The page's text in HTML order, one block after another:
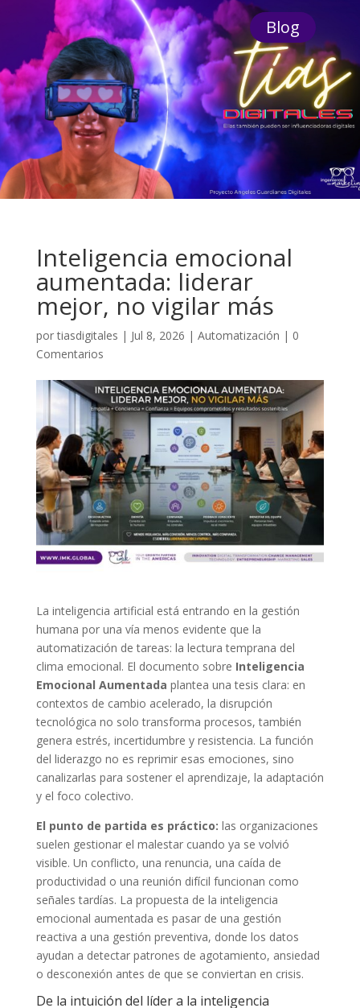
Blog
Inteligencia emocional
aumentada: liderar
mejor, no vigilar más
portiasdigitales | Jul 8, 2026 | Automatización | 0
Comentarios
La inteligencia artificial está entrando en la gestión
humana por una vía menos evidente que la
automatización de tareas: la lectura temprana del
clima emocional. El documento sobre Inteligencia
Emocional Aumentada plantea una tesis clara: en
contextos de cambio acelerado, la disrupción
tecnológica no solo transforma procesos, también
genera estrés, incertidumbre y resistencia. La función
del liderazgo no es reprimir esas emociones, sino
canalizarlas para sostener el aprendizaje, la adaptación
y el foco colectivo.
El punto de partida es práctico: las organizaciones
suelen gestionar el malestar cuando ya se volvió
visible. Un conflicto, una renuncia, una caída de
productividad o una reunión difícil funcionan como
señales tardías. La propuesta de la inteligencia
emocional aumentada es pasar de una gestión
reactiva a una gestión preventiva, donde los datos
ayudan a detectar patrones de agotamiento, ansiedad
o desconexión antes de que se conviertan en crisis.
De la intuición del líder a la inteligencia